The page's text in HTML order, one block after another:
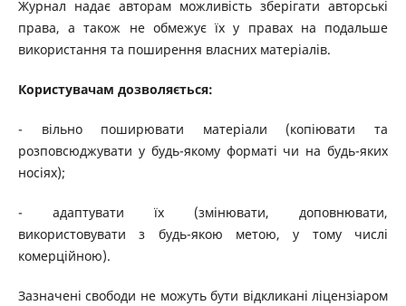
Журнал надає авторам можливість зберігати авторські
права, а також не обмежує їх у правах на подальше
використання та поширення власних матеріалів.
Користувачам дозволяється:
- вільно поширювати матеріали (копіювати та
розповсюджувати у будь-якому форматі чи на будь-яких
носіях);
- адаптувати їх (змінювати, доповнювати,
використовувати з будь-якою метою, у тому числі
комерційною).
Зазначені свободи не можуть бути відкликані ліцензіаром